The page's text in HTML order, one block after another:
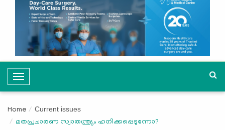
T
o
g
l
Home Current issues
മതപ്രചാരണ സ്വാതന്ത്ര്യം ഹനിക്കപ്പെടുന്നോ?